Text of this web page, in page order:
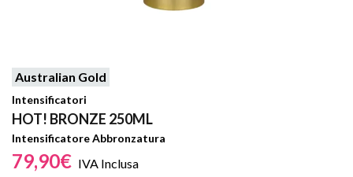
Australian Gold
Intensificatori
HOT! BRONZE 250ML
Intensificatore Abbronzatura
79,90€ IVA Inclusa